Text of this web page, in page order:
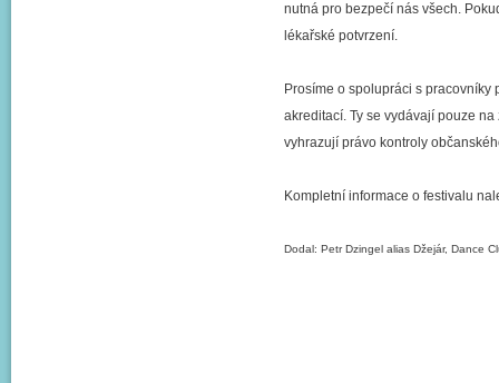
nutná pro bezpečí nás všech.
lékařské potvrzení.
Prosíme o spolupráci s
akreditací. Ty se vydávají pouze
vyhrazují právo kontroly
Kompletní informace o festivalu
Dodal: Petr Dzingel alias Džejár, Dance